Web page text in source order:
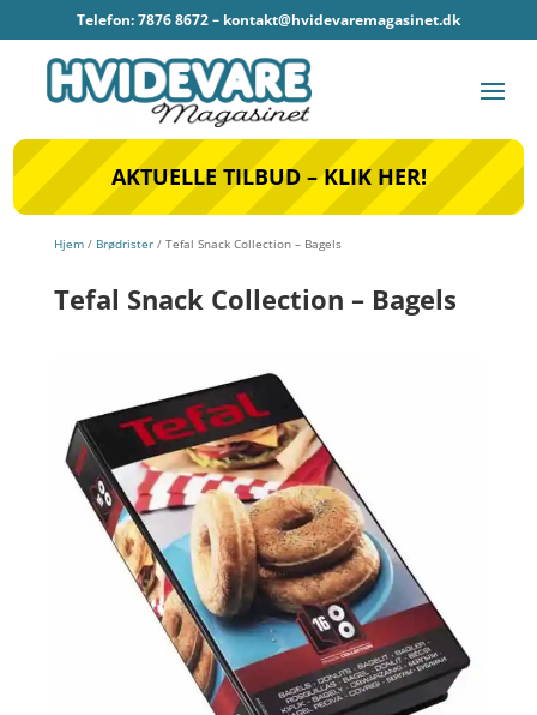
Telefon: 7876 8672 – kontakt@hvidevaremagasinet.dk
AKTUELLE TILBUD – KLIK HER!
Hjem/ Brødrister/ Tefal Snack Collection – Bagels
Tefal Snack Collection – Bagels